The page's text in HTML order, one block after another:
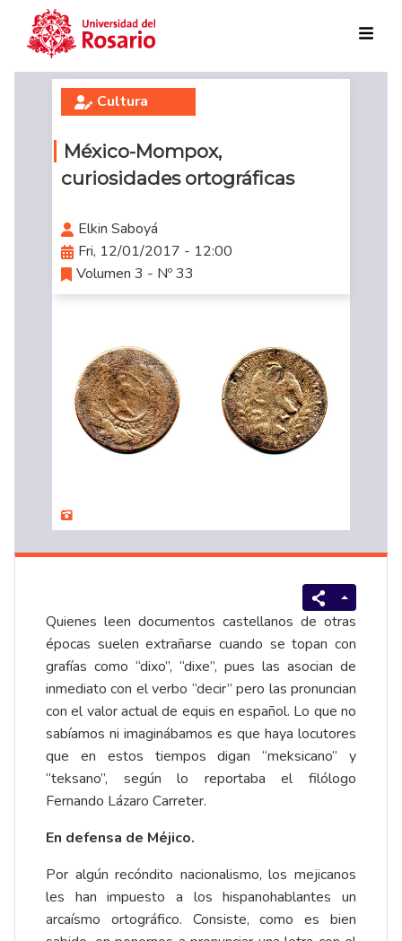
Skip to main content
Cultura
México-Mompox,
curiosidades ortográficas
Elkin Saboyá
Fri, 12/01/2017 - 12:00
Volumen 3 - Nº 33
Quienes leen documentos castellanos de otras
épocas suelen extrañarse cuando se topan con
grafías como “dixo”, “dixe”, pues las asocian de
inmediato con el verbo “decir” pero las pronuncian
con el valor actual de equis en español. Lo que no
sabíamos ni imaginábamos es que haya locutores
que en estos tiempos digan “meksicano” y
“teksano”, según lo reportaba el filólogo
Fernando Lázaro Carreter.
En defensa de Méjico.
Por algún recóndito nacionalismo, los mejicanos
les han impuesto a los hispanohablantes un
arcaísmo ortográfico. Consiste, como es bien